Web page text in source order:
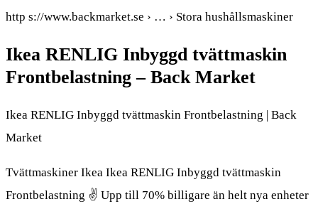
http s://www.backmarket.se › … › Stora hushållsmaskiner
Ikea RENLIG Inbyggd tvättmaskin
Frontbelastning – Back Market
Ikea RENLIG Inbyggd tvättmaskin Frontbelastning | Back
Market
Tvättmaskiner Ikea Ikea RENLIG Inbyggd tvättmaskin
Frontbelastning ✌ Upp till 70% billigare än helt nya enheter